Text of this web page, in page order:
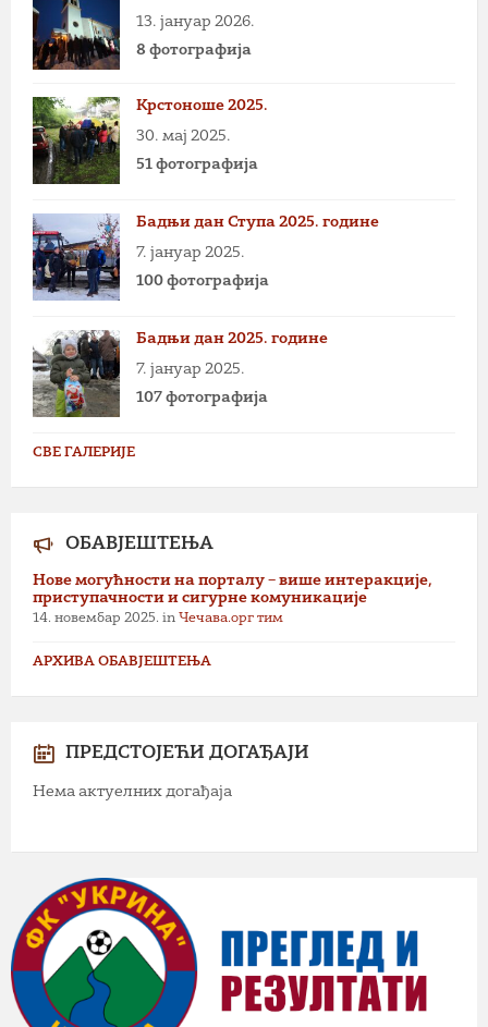
13. јануар 2026.
8 фотографија
Крстоноше 2025.
30. мај 2025.
51 фотографија
Бадњи дан Ступа 2025. године
7. јануар 2025.
100 фотографија
Бадњи дан 2025. године
7. јануар 2025.
107 фотографија
СВЕ ГАЛЕРИЈЕ
ОБАВЈЕШТЕЊА
Нове могућности на порталу – више интеракције,
приступачности и сигурне комуникације
14. новембар 2025. in Чечава.орг тим
АРХИВА ОБАВЈЕШТЕЊА
ПРЕДСТОЈЕЋИ ДОГАЂАЈИ
Нема актуелних догађаја